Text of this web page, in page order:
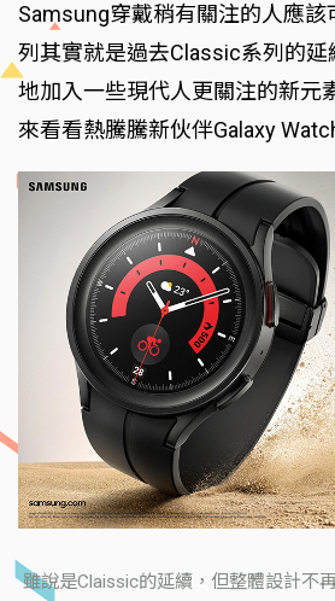
Samsung穿戴稍有關注的人應
列其實就是過去Classic系列的
地加入一些現代人更關注的新元
來看看熱騰騰新伙伴Galaxy
雖說是Claissic的延續，但整體設計不